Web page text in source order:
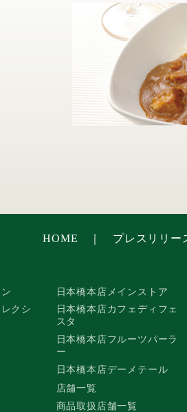
でのご注文について
シャルギフト
お料理
パー
東京駅・羽田空
百貨店
ギフト商品取扱店
商品取扱店舗一覧
日本橋スト
千疋屋ギャ
千疋屋のこ
園地リポー
HOME プレスリリー
クシ
日本橋本店メインストア
日本橋本店カフェディフェ
スタ
日本橋本店フルーツパーラ
ー
日本橋本店デーメテール
店舗一覧
商品取扱店舗一覧